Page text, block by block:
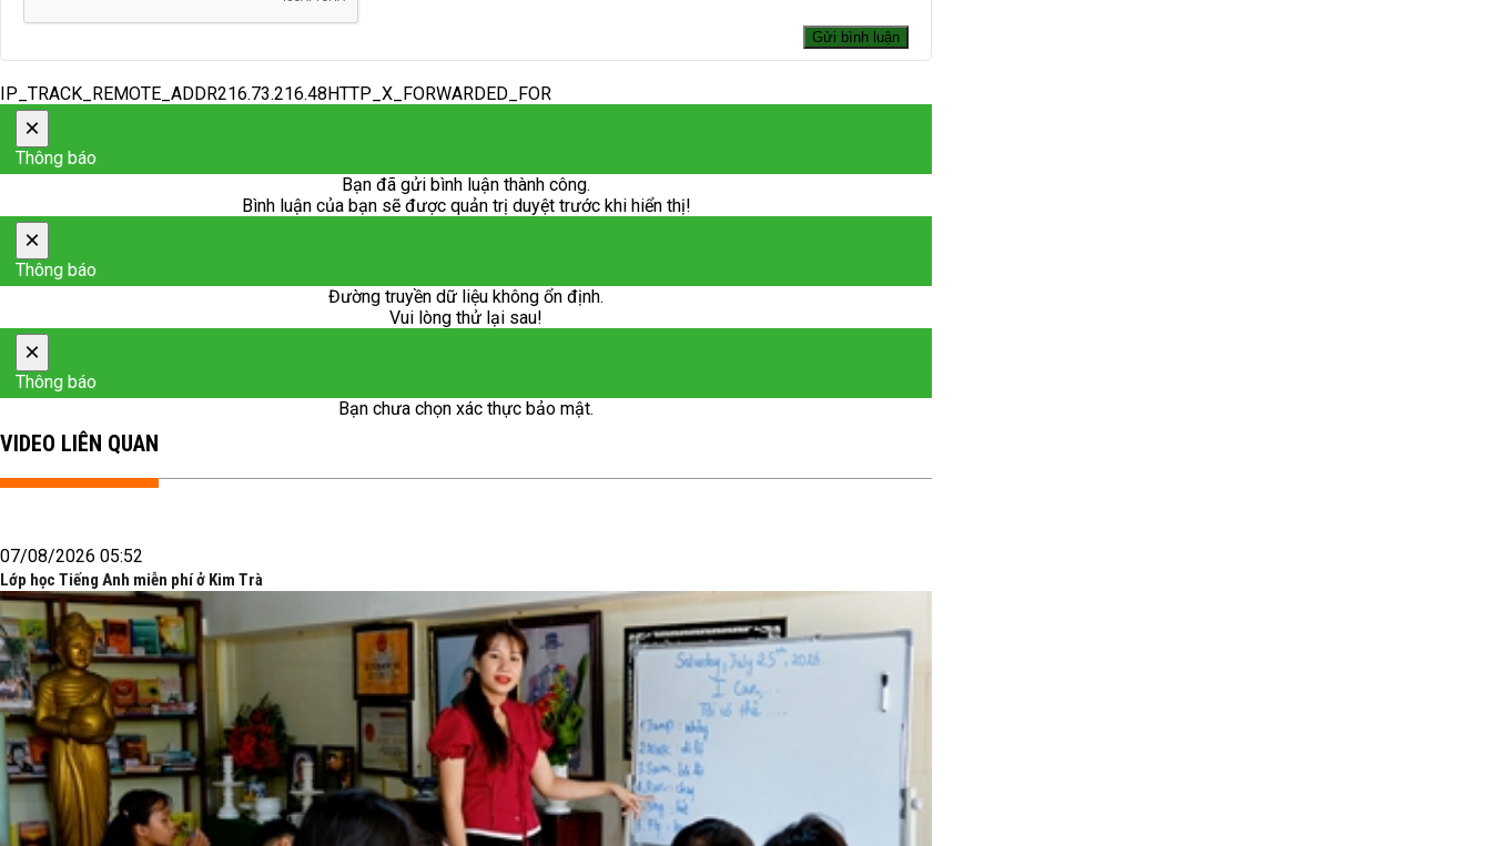
IP_TRACK_REMOTE_ADDR216.73.216.48HTTP_X_FORWARDED_FOR
×
Thông báo
Bạn đã gửi bình luận thành công.
Bình luận của bạn sẽ được quản trị duyệt trước khi hiển thị!
×
Thông báo
Đường truyền dữ liệu không ổn định.
Vui lòng thử lại sau!
×
Thông báo
Bạn chưa chọn xác thực bảo mật.
VIDEO LIÊN QUAN
07/08/2026 05:52
Lớp học Tiếng Anh miễn phí ở Kim Trà